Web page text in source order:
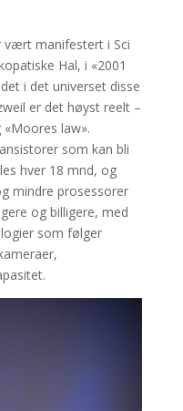
vært manifestert i Sci
Hal, i «2001
i det universet disse
er det høyst reelt –
law».
som kan bli
hver 18 mnd, og
mindre prosessorer
og billigere, med
som følger